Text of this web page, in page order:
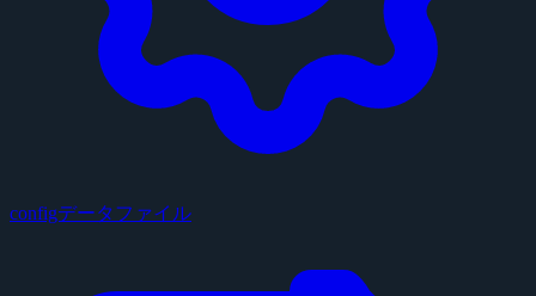
configデータファイル